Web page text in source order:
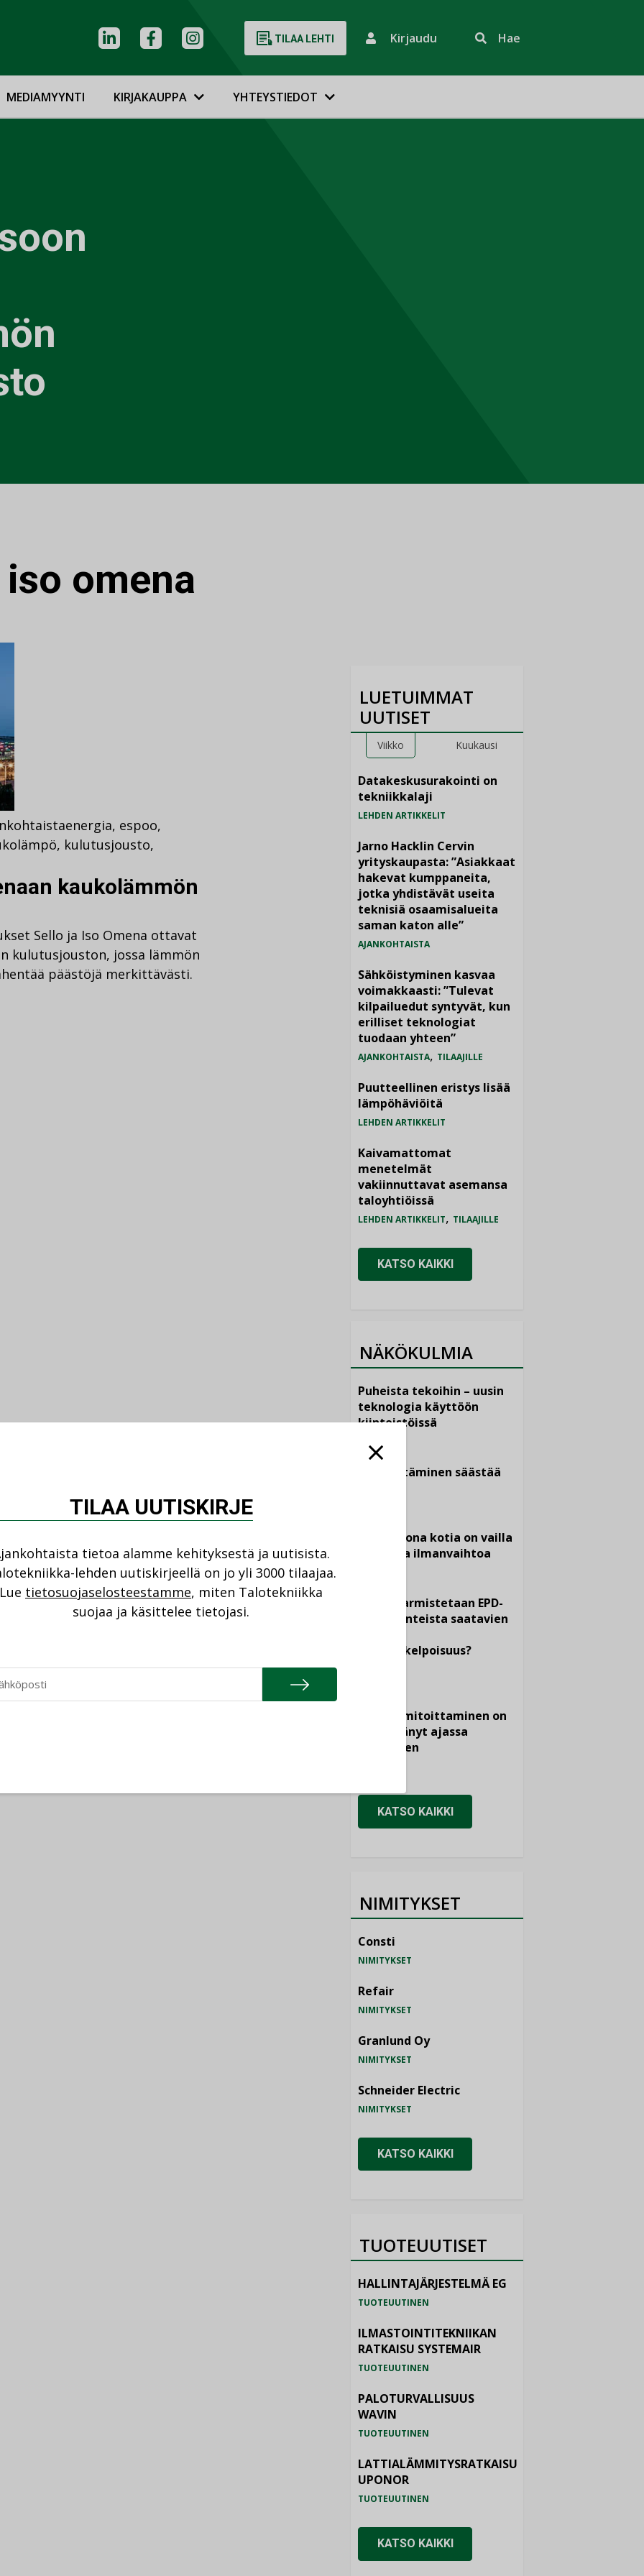
TILAA LEHTI Kirjaudu Hae
MEDIAMYYNTI KIRJAKAUPPA YHTEYSTIEDOT
iso omena
energia, espoo,
, kulutusjousto,
kaukolämmön
Sello ja Iso Omena ottavat
kulutusjouston, jossa lämmön
päästöjä merkittävästi.
LUETUIMMAT
UUTISET
Viikko Kuukausi
Datakeskusurakointi on
tekniikkalaji
LEHDEN ARTIKKELIT
Jarno Hacklin Cervin
yrityskaupasta: ”Asiakkaat
hakevat kumppaneita,
jotka yhdistävät useita
teknisiä osaamisalueita
saman katon alle”
AJANKOHTAISTA
Sähköistyminen kasvaa
voimakkaasti: ”Tulevat
kilpailuedut syntyvät, kun
erilliset teknologiat
tuodaan yhteen”
AJANKOHTAISTA, TILAAJILLE
Puutteellinen eristys lisää
lämpöhäviöitä
LEHDEN ARTIKKELIT
Kaivamattomat
menetelmät
vakiinnuttavat asemansa
taloyhtiöissä
LEHDEN ARTIKKELIT, TILAAJILLE
KATSO KAIKKI
NÄKÖKULMIA
Puheista tekoihin – uusin
teknologia käyttöön
kiinteistöissä
Sähköistäminen säästää
Yli miljoona kotia on vailla
toimivaa ilmanvaihtoa
Miten varmistetaan EPD-
dokumenteista saatavien
vertailukelpoisuus?
viemärimitoittaminen on
jämähtänyt ajassa
paikalleen
KATSO KAIKKI
NIMITYKSET
Consti
NIMITYKSET
Refair
NIMITYKSET
Granlund Oy
NIMITYKSET
Schneider Electric
NIMITYKSET
KATSO KAIKKI
TUOTEUUTISET
HALLINTAJÄRJESTELMÄ EG
TUOTEUUTINEN
ILMASTOINTITEKNIIKAN
RATKAISU SYSTEMAIR
TUOTEUUTINEN
PALOTURVALLISUUS
WAVIN
TUOTEUUTINEN
LATTIALÄMMITYSRATKAISU
UPONOR
TUOTEUUTINEN
KATSO KAIKKI
TILAA UUTISKIRJE
tietoa alamme kehityksestä ja uutisista.
lehden uutiskirjeellä on jo yli 3000 tilaajaa.
Lue tietosuojaselosteestamme, miten Talotekniikka
suojaa ja käsittelee tietojasi.